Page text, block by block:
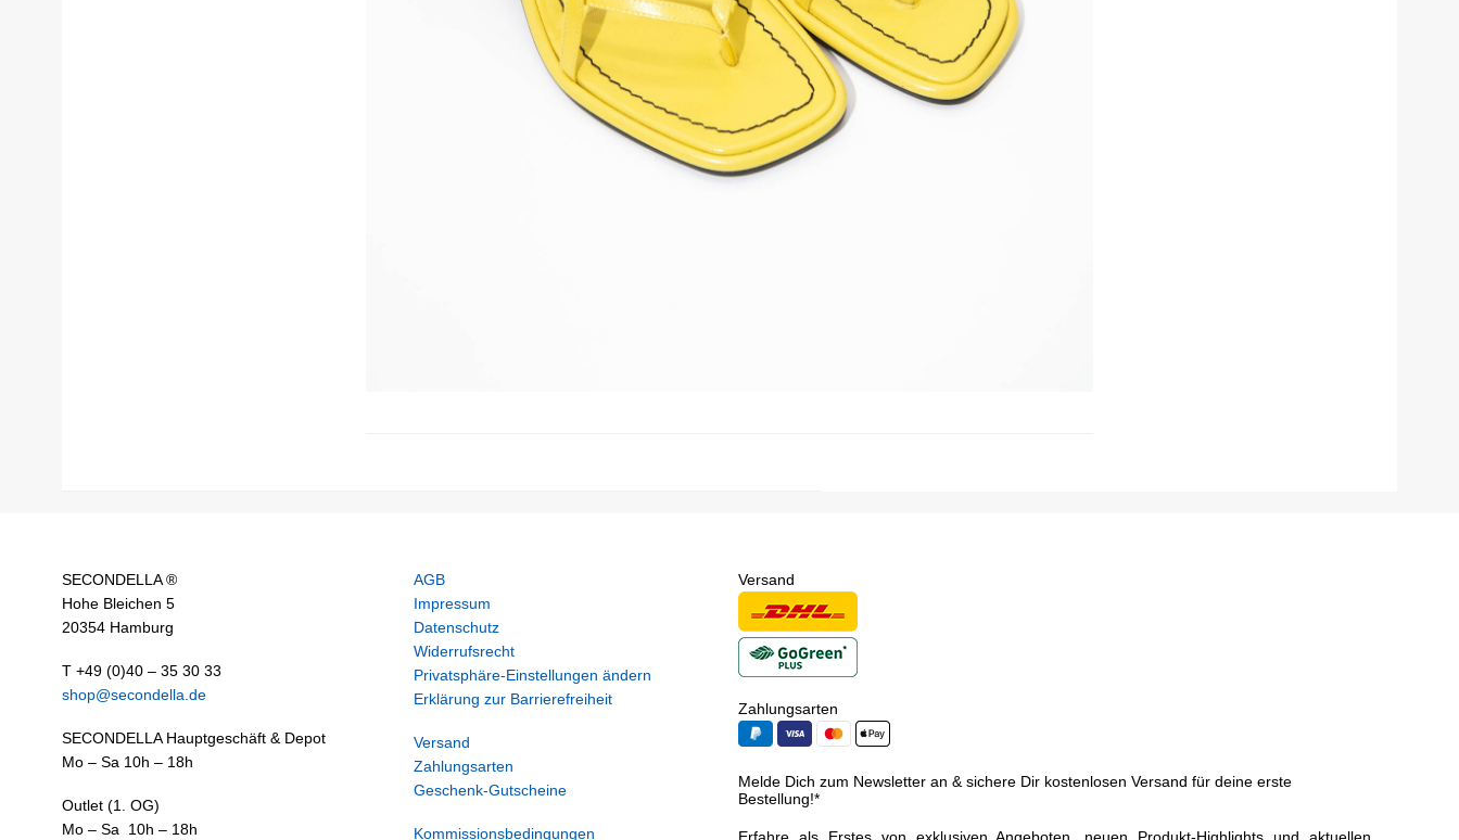
SECONDELLA ®
Hohe Bleichen 5
20354 Hamburg
T +49 (0)40 – 35 30 33
shop@secondella.de
SECONDELLA Hauptgeschäft & Depot
Mo – Sa 10h – 18h
Outlet (1. OG)
Mo – Sa 10h – 18h
AGB
Impressum
Datenschutz
Widerrufsrecht
Privatsphäre-Einstellungen ändern
Erklärung zur Barrierefreiheit
Versand
Zahlungsarten
Geschenk-Gutscheine
Kommissionsbedingungen
Versand
Zahlungsarten
Melde Dich zum Newsletter an & sichere Dir kostenlosen Versand für deine erste
Bestellung!*